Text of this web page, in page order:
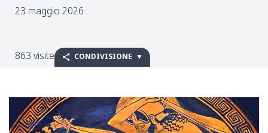
23 maggio 2026
863 visite CONDIVISIONE